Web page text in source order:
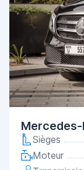
Sièges
Moteur